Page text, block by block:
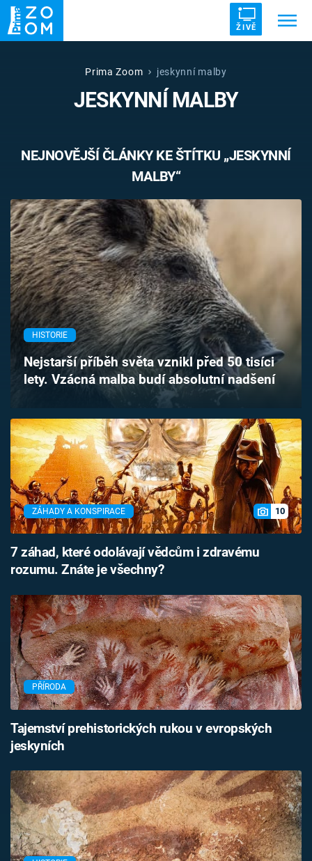
ŽIVĚ
ZRÁDCI UFO DRUHÁ SVĚTOVÁ VÁLKA
VETŘELCI DÁVNOVĚKU
Témata
Pořady
TV Program
Časopis
Sledujte prima+
Sledujte nás
Prima Zoom jeskynní malby
JESKYNNÍ MALBY
NEJNOVĚJŠÍ ČLÁNKY KE ŠTÍTKU „JESKYNNÍ
MALBY“
HISTORIE
Nejstarší příběh světa vznikl před 50 tisíci
lety. Vzácná malba budí absolutní nadšení
ZÁHADY A KONSPIRACE 10
7 záhad, které odolávají vědcům i zdravému
rozumu. Znáte je všechny?
PŘÍRODA
Tajemství prehistorických rukou v evropských
jeskyních